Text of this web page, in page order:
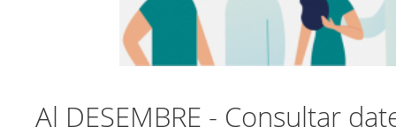
Al DESEMBRE - Consultar